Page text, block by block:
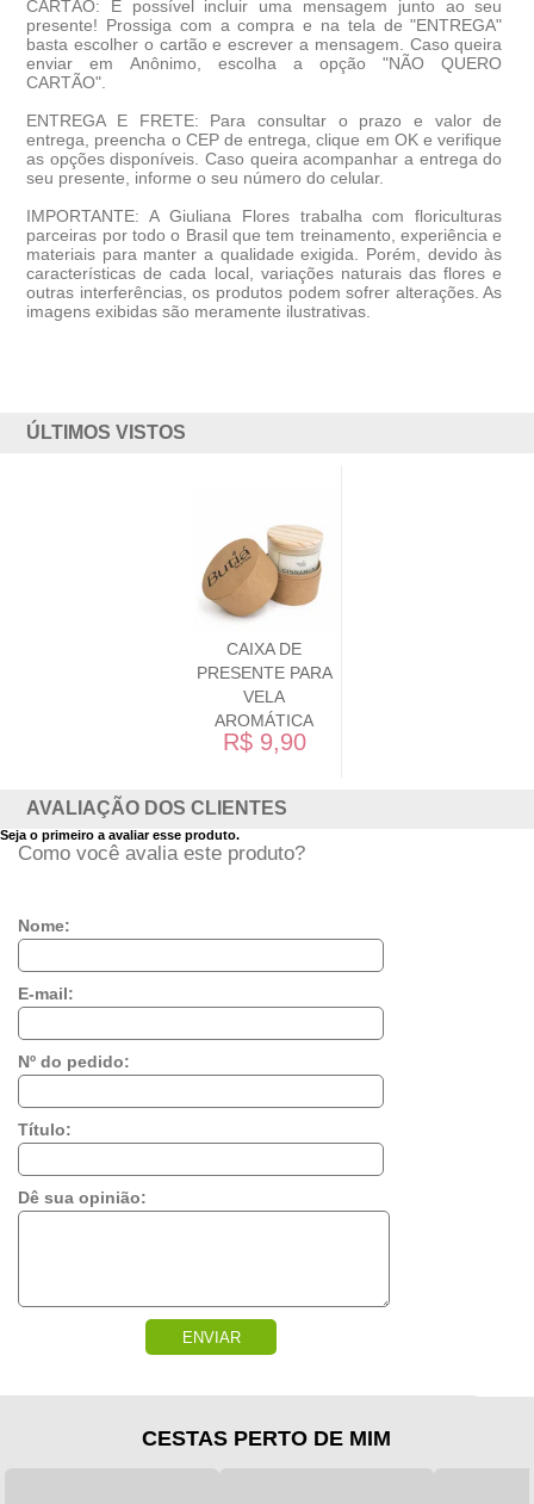
CARTÃO: É possível incluir uma mensagem junto ao seu
presente! Prossiga com a compra e na tela de "ENTREGA"
basta escolher o cartão e escrever a mensagem. Caso queira
enviar em Anônimo, escolha a opção "NÃO QUERO
CARTÃO".
ENTREGA E FRETE: Para consultar o prazo e valor de
entrega, preencha o CEP de entrega, clique em OK e verifique
as opções disponíveis. Caso queira acompanhar a entrega do
seu presente, informe o seu número do celular.
IMPORTANTE: A Giuliana Flores trabalha com floriculturas
parceiras por todo o Brasil que tem treinamento, experiência e
materiais para manter a qualidade exigida. Porém, devido às
características de cada local, variações naturais das flores e
outras interferências, os produtos podem sofrer alterações. As
imagens exibidas são meramente ilustrativas.
ÚLTIMOS VISTOS
CAIXA DE
PRESENTE PARA
VELA
AROMÁTICA
R$ 9,90
AVALIAÇÃO DOS CLIENTES
Seja o primeiro a avaliar esse produto.
Como você avalia este produto?
Nome:
E-mail:
Nº do pedido:
Título:
Dê sua opinião:
ENVIAR
CESTAS PERTO DE MIM